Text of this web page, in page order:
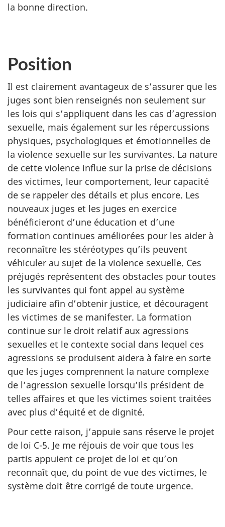
la bonne direction.
Position
Il est clairement avantageux de s’assurer que les
juges sont bien renseignés non seulement sur
les lois qui s’appliquent dans les cas d’agression
sexuelle, mais également sur les répercussions
physiques, psychologiques et émotionnelles de
la violence sexuelle sur les survivantes. La nature
de cette violence influe sur la prise de décisions
des victimes, leur comportement, leur capacité
de se rappeler des détails et plus encore. Les
nouveaux juges et les juges en exercice
bénéficieront d’une éducation et d’une
formation continues améliorées pour les aider à
reconnaître les stéréotypes qu’ils peuvent
véhiculer au sujet de la violence sexuelle. Ces
préjugés représentent des obstacles pour toutes
les survivantes qui font appel au système
judiciaire afin d’obtenir justice, et découragent
les victimes de se manifester. La formation
continue sur le droit relatif aux agressions
sexuelles et le contexte social dans lequel ces
agressions se produisent aidera à faire en sorte
que les juges comprennent la nature complexe
de l’agression sexuelle lorsqu’ils président de
telles affaires et que les victimes soient traitées
avec plus d’équité et de dignité.
Pour cette raison, j’appuie sans réserve le projet
de loi C-5. Je me réjouis de voir que tous les
partis appuient ce projet de loi et qu’on
reconnaît que, du point de vue des victimes, le
système doit être corrigé de toute urgence.